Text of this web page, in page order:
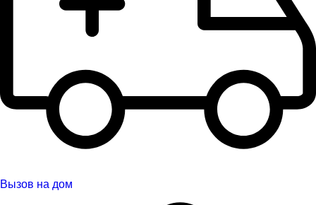
Вызов на дом